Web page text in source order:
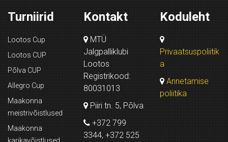
Turniirid
Lootos Cup
Lootos CUP
Põlva CUP
Allegro Cup
Maakonna
meistrivõistlused
Maakonna
Kontakt
MTÜ
Jalgpalliklubi
Lootos
Registrikood:
80031013
Piiri tn. 5, Põlva
+372 799
3344, +372 525
Koduleht
Privaatsuspoliitik
a
Annetamise
poliitika